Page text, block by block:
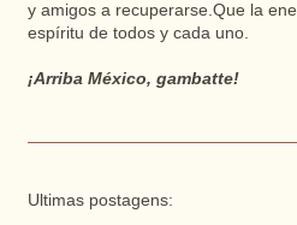
y amigos a recuperarse.Que la
espíritu de todos y cada uno.
¡Arriba México, gambatte!
Ultimas postagens: